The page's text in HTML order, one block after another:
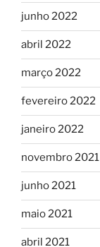
junho 2022
abril 2022
março 2022
fevereiro 2022
janeiro 2022
novembro 2021
junho 2021
maio 2021
abril 2021